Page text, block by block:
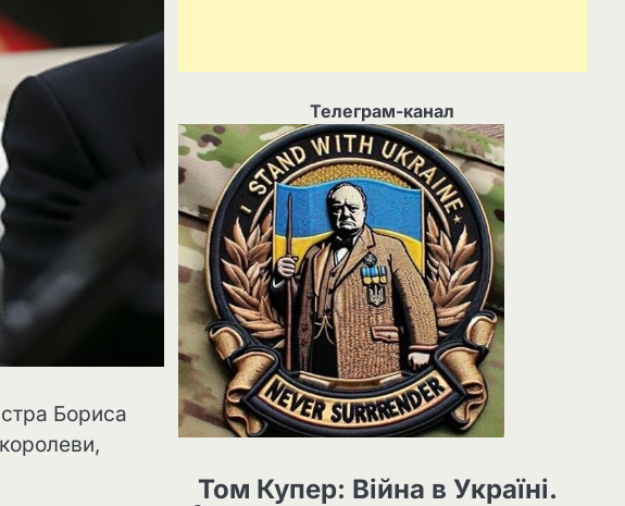
Бориса
Телеграм-канал
Том Купер: Війна в Україні.